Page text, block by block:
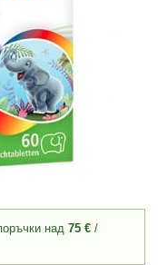
над 75 € /